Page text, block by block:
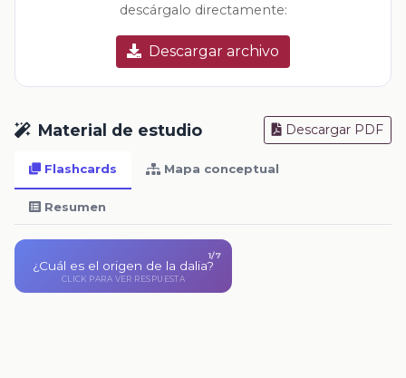
descárgalo directamente:
Descargar archivo
Material de estudio Descargar PDF
Flashcards Mapa conceptual
Resumen
1/7
¿Cuál es el origen de la dalia?
CLICK PARA VER RESPUESTA
Es 100 % mexicana. Los aztecas la llamaron
acocoxóchitl y los mexicas xicaxóchitl.
CLICK PARA VOLVER